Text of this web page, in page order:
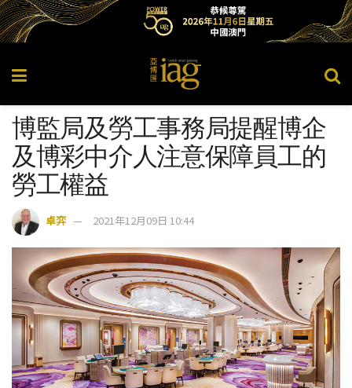
博監局及勞工事務局提醒博企
及博彩中介人注意保障員工的
勞工權益
卓弈 2021年12月09日 10:44